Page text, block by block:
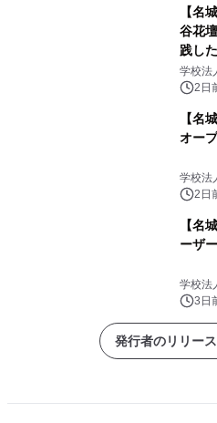
【名
谷花
践し
学校
2日
【名
オー
学校
2日
【名
ーザ
学校
3日
発行者のリリー